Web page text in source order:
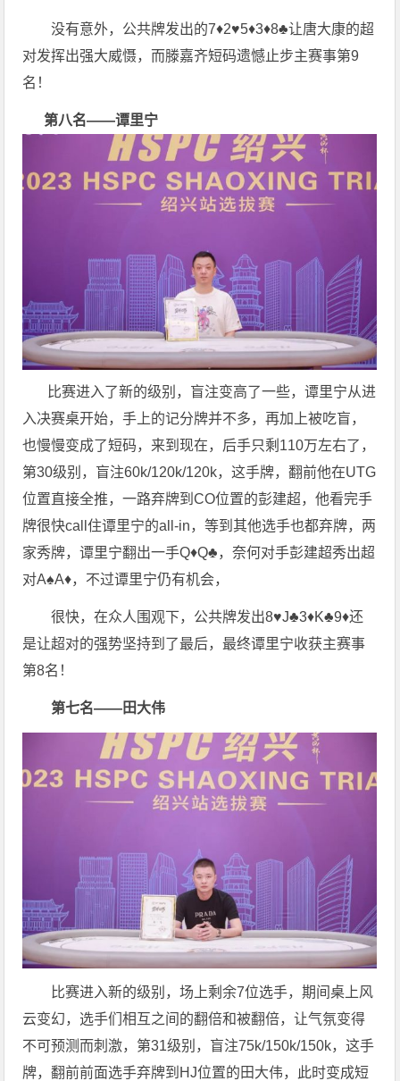
没有意外，公共牌发出的7♦️2♥️5♦️3♦️8♣️让唐大康的超
对发挥出强大威慑，而滕嘉齐短码遗憾止步主赛事第9
名！
第八名——谭里宁
比赛进入了新的级别，盲注变高了一些，谭里宁从进
入决赛桌开始，手上的记分牌并不多，再加上被吃盲，
也慢慢变成了短码，来到现在，后手只剩110万左右了，
第30级别，盲注60k/120k/120k，这手牌，翻前他在UTG
位置直接全推，一路弃牌到CO位置的彭建超，他看完手
牌很快call住谭里宁的all-in，等到其他选手也都弃牌，两
家秀牌，谭里宁翻出一手Q♦️Q♣️，奈何对手彭建超秀出超
对A♠️A♦️，不过谭里宁仍有机会，
很快，在众人围观下，公共牌发出8♥️J♣️3♦️K♣️9♦️还
是让超对的强势坚持到了最后，最终谭里宁收获主赛事
第8名！
第七名——田大伟
比赛进入新的级别，场上剩余7位选手，期间桌上风
云变幻，选手们相互之间的翻倍和被翻倍，让气氛变得
不可预测而刺激，第31级别，盲注75k/150k/150k，这手
牌，翻前前面选手弃牌到HJ位置的田大伟，此时变成短